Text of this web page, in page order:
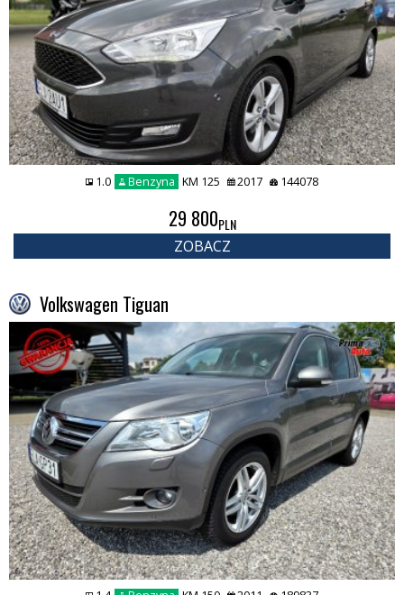
1.0 Benzyna KM 125 2017 144078
29 800PLN
ZOBACZ
Volkswagen Tiguan